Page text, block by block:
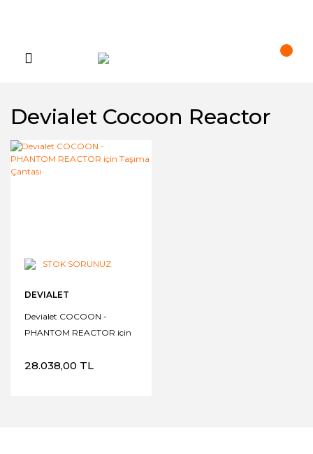
Devialet Cocoon Reactor
STOK SORUNUZ
DEVIALET
Devialet COCOON -
PHANTOM REACTOR için
28.038,00 TL